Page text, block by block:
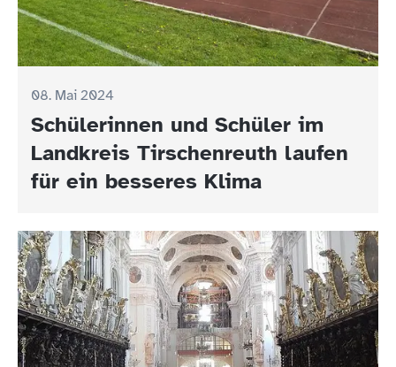
08. Mai 2024
Schülerinnen und Schüler im
Landkreis Tirschenreuth laufen
für ein besseres Klima